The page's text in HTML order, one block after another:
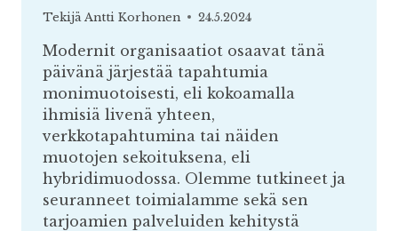
Tekijä Antti Korhonen 24.5.2024
Modernit organisaatiot osaavat tänä
päivänä järjestää tapahtumia
monimuotoisesti, eli kokoamalla
ihmisiä livenä yhteen,
verkkotapahtumina tai näiden
muotojen sekoituksena, eli
hybridimuodossa. Olemme tutkineet ja
seuranneet toimialamme sekä sen
tarjoamien palveluiden kehitystä